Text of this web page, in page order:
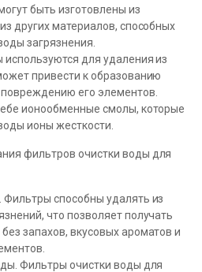
быть изготовлены из
других материалов, способных
загрязнения.
для удаления из
привести к образованию
его элементов.
ионообменные смолы, которые
ионы жесткости.
фильтров очистки воды для
способны удалять из
что позволяет получать
запахов, вкусовых ароматов и
Фильтры очистки воды для